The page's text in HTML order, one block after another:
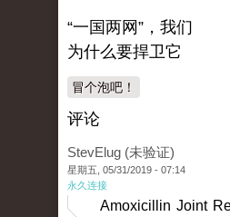
“一国两网”，我们
为什么要捍卫它
冒个泡吧！
评论
StevElug (未验证)
星期五, 05/31/2019 - 07:14
永久连接
Amoxicillin Joint